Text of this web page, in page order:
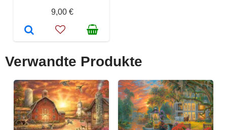
9,00 €
Verwandte Produkte